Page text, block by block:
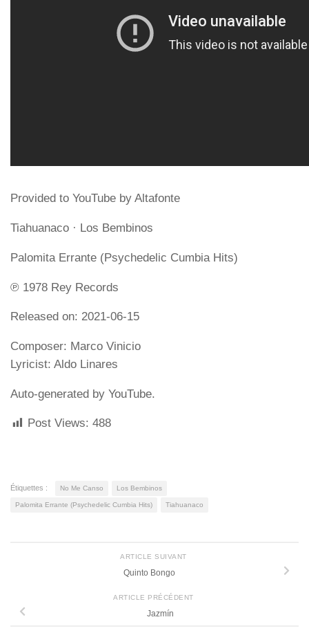
Provided to YouTube by Altafonte
Tiahuanaco · Los Bembinos
Palomita Errante (Psychedelic Cumbia Hits)
℗ 1978 Rey Records
Released on: 2021-06-15
Composer: Marco Vinicio
Lyricist: Aldo Linares
Auto-generated by YouTube.
Post Views: 488
Étiquettes : No Me Canso Los Bembinos
Palomita Errante (Psychedelic Cumbia Hits) Tiahuanaco
ARTICLE SUIVANT
Quinto Bongo
ARTICLE PRÉCÉDENT
Jazmín